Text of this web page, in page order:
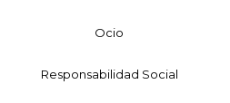
Ocio
Responsabilidad Social